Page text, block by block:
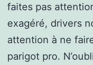
faites pas
exagéré, drivers
attention à ne
parigot pro.